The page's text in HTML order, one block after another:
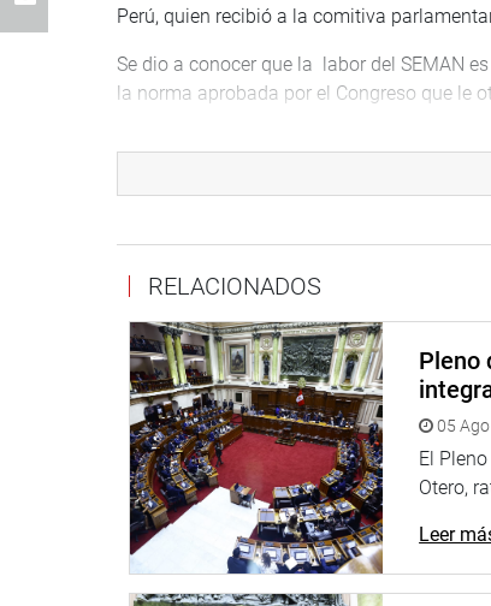
Perú, quien recibió a la comitiva
Se dio a conocer que la labor del SEMAN
la norma aprobada por el Congreso que le
importante paso hacia la industrialización
primer país de la región en realizar el
“El mantenimiento en el primer escalón es
tercero es el mantenimiento mayor de
para su reparación. Esto es lo que hace el
tecnología”, refirió Javier Rodríguez de la
Luego de la breve exposición realizado
se procedió a realizar la visita de
ubicados en la Base las Palmas, con la
asignado para este caso.
Durante el recorrido se pudo apreciar los
alta tecnología para este fin que también
RELACIONADOS
Pleno
05
El
Otero,
Leer